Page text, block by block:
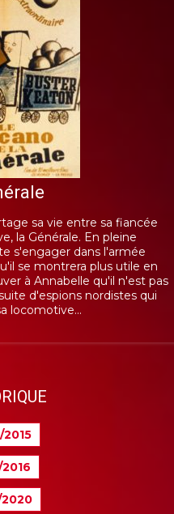
sa vie entre sa fiancée
la Générale. En pleine
s'engager dans l'armée
se montrera plus utile en
à Annabelle qu'il n'est pas
d'espions nordistes qui
locomotive...